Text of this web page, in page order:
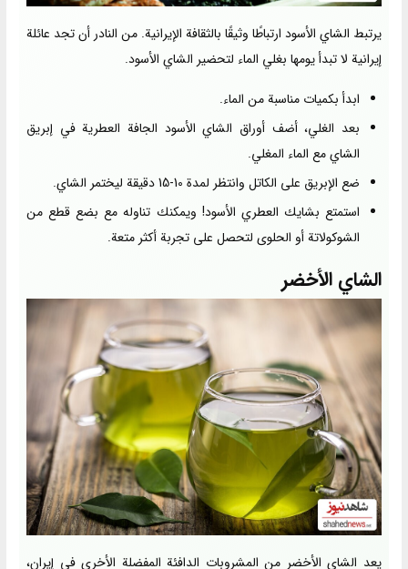
يرتبط الشاي الأسود ارتباطًا وثيقًا بالثقافة الإيرانية. من النادر أن تجد عائلة
إيرانية لا تبدأ يومها بغلي الماء لتحضير الشاي الأسود.
ابدأ بكميات مناسبة من الماء.
بعد الغلي، أضف أوراق الشاي الأسود الجافة العطرية في إبريق
الشاي مع الماء المغلي.
ضع الإبريق على الكاتل وانتظر لمدة 10-15 دقيقة ليختمر الشاي.
استمتع بشايك العطري الأسود! ويمكنك تناوله مع بضع قطع من
الشوكولاتة أو الحلوى لتحصل على تجربة أكثر متعة.
الشاي الأخضر
يعد الشاي الأخضر من المشروبات الدافئة المفضلة الأخرى في إيران،